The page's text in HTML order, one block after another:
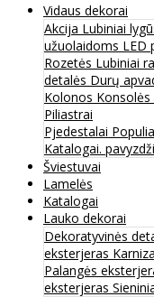
Vidaus dekorai
Akcija Lubiniai
užuolaidoms LED
Rozetės Lubiniai
detalės Durų
Kolonos Konsolės
Piliastrai
Pjedestalai
Katalogai.
Šviestuvai
Lamelės
Katalogai
Lauko dekorai
Dekoratyvinės
eksterjeras
Palangės
eksterjeras